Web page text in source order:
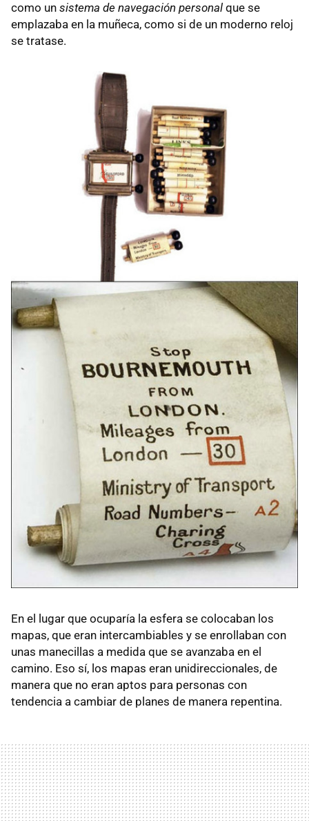
como un sistema de navegación personal que se
emplazaba en la muñeca, como si de un moderno reloj
se tratase.
En el lugar que ocuparía la esfera se colocaban los
mapas, que eran intercambiables y se enrollaban con
unas manecillas a medida que se avanzaba en el
camino. Eso sí, los mapas eran unidireccionales, de
manera que no eran aptos para personas con
tendencia a cambiar de planes de manera repentina.